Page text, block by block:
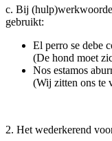
c. Bij
gebruikt:
El perro se debe
(De hond moet
Nos estamos
(Wij zitten ons te
2. Het wederkerend